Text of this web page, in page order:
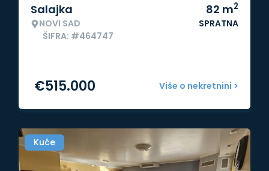
Salajka
NOVI SAD
ŠIFRA: #464747
82 m2
SPRATNA
Više o nekretnini >
€515.000
Kuće